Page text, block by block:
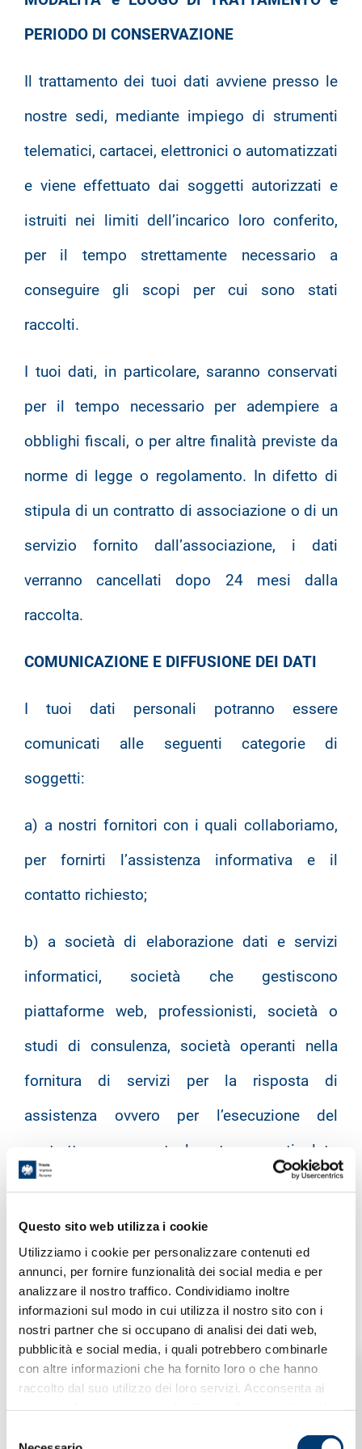
Questo sito web utilizza i cookie
Utilizziamo i cookie per personalizzare contenuti ed
annunci, per fornire funzionalità dei social media e per
analizzare il nostro traffico. Condividiamo inoltre
informazioni sul modo in cui utilizza il nostro sito con i
nostri partner che si occupano di analisi dei dati web,
pubblicità e social media, i quali potrebbero combinarle
con altre informazioni che ha fornito loro o che hanno
raccolto dal suo utilizzo dei loro servizi. Acconsenta ai
PERIODO DI CONSERVAZIONE
Il trattamento dei tuoi dati avviene presso le
nostre sedi, mediante impiego di strumenti
telematici, cartacei, elettronici o automatizzati
e viene effettuato dai soggetti autorizzati e
istruiti nei limiti dell’incarico loro conferito,
per il tempo strettamente necessario a
conseguire gli scopi per cui sono stati
raccolti.
I tuoi dati, in particolare, saranno conservati
per il tempo necessario per adempiere a
obblighi fiscali, o per altre finalità previste da
norme di legge o regolamento. In difetto di
stipula di un contratto di associazione o di un
servizio fornito dall’associazione, i dati
verranno cancellati dopo 24 mesi dalla
raccolta.
COMUNICAZIONE E DIFFUSIONE DEI DATI
I tuoi dati personali potranno essere
comunicati alle seguenti categorie di
soggetti:
a) a nostri fornitori con i quali collaboriamo,
per fornirti l’assistenza informativa e il
contatto richiesto;
b) a società di elaborazione dati e servizi
informatici, società che gestiscono
piattaforme web, professionisti, società o
studi di consulenza, società operanti nella
fornitura di servizi per la risposta di
assistenza ovvero per l’esecuzione del
contratto eventualmente stipulato
successivamente.
Tali soggetti opereranno in qualità di Titolari
autonomi, o saranno designati come
Responsabili del trattamento con apposito
contratto o atto giuridico.
Potranno poi accedere ai dati i soggetti ai